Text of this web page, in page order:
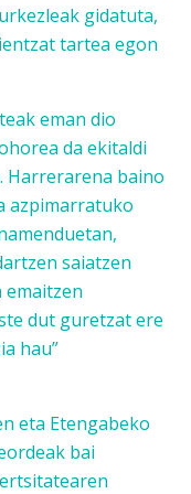
gidatuta,
tartea egon
eman dio
da ekitaldi
Harrerarena baino
azpimarratuko
saiatzen
emaitzen
dut guretzat ere
hau”
eta Etengabeko
bai